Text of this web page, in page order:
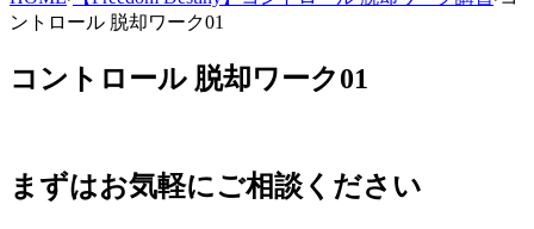
ントロール 脱却ワーク01
コントロール 脱却ワーク01
まずはお気軽にご相談ください